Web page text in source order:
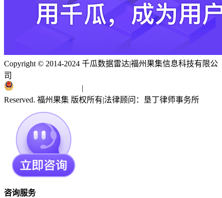
Copyright © 2014-2024 千瓜数据雷达|福州果集信息科技有限公
司
|
Reserved. 福州果集 版权所有|法律顾问：垦丁律师事务所
咨询服务